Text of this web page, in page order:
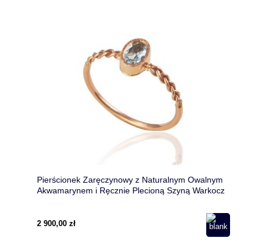
Pierścionek Zaręczynowy z Naturalnym Owalnym
Akwamarynem i Ręcznie Plecioną Szyną Warkocz
2 900,00 zł